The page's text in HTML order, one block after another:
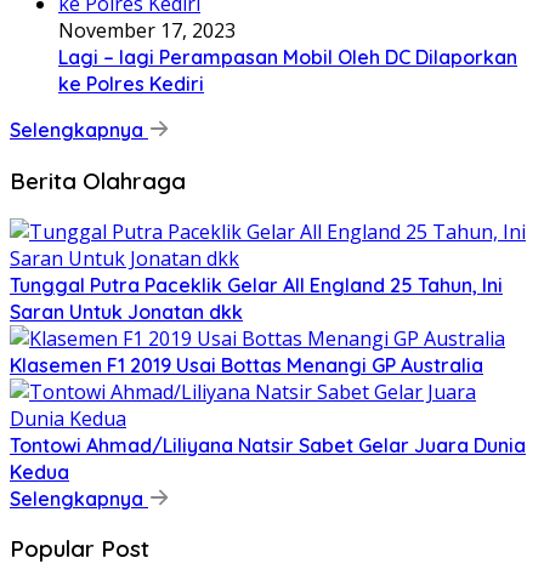
November 17, 2023
Lagi – lagi Perampasan Mobil Oleh DC Dilaporkan
ke Polres Kediri
Selengkapnya
Berita Olahraga
Tunggal Putra Paceklik Gelar All England 25 Tahun, Ini
Saran Untuk Jonatan dkk
Klasemen F1 2019 Usai Bottas Menangi GP Australia
Tontowi Ahmad/Liliyana Natsir Sabet Gelar Juara Dunia
Kedua
Selengkapnya
Popular Post